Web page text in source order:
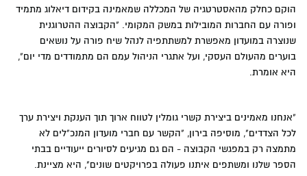
הוקם כחלק מהאסטרטגיה של המכללה שמאמינה בקידום דיאלוג מתמיד
ופורה עם החברות המובילות במשק המקומי. "הקבוצה ההטרוגנית
שנוצרה במועדון מאפשרת למשתתפיה לנהל שיח פורה על נושאים
בוערים מהעולם העסקי, ועל אתגרי הניהול עמם הם מתמודדים מדי יום",
היא אומרת.
"אנחנו מאמינים ביצירת קשרי גומלין לטווח ארוך תוך הענקת ויצירת ערך
לכל הצדדים", מוסיפה בירון, "הקשר עם חברי מועדון המנכ"לים לא
מתמצה רק במפגשי הקבוצה - הם גם מגיעים לסיורים ייעודיים בבתי
הספר שלנו ומשתפים איתנו פעולה בפרויקטים שונים", היא מציינת.